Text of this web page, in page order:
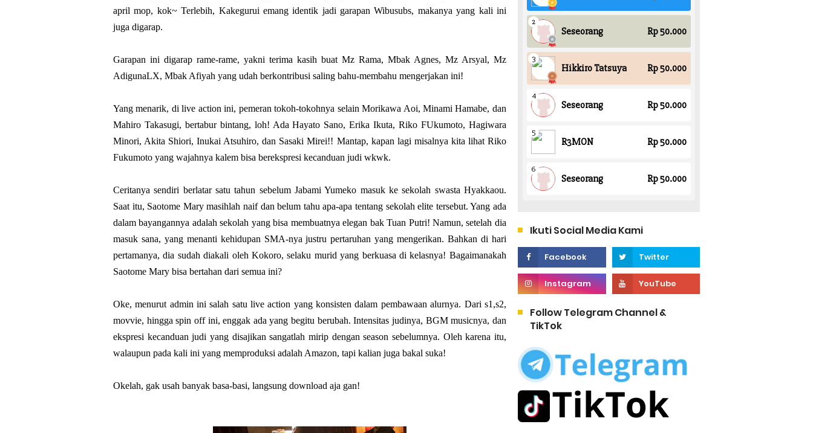
april mop, kok~ Terlebih, Kakegurui emang identik jadi garapan Wibusubs, makanya yang kali ini
juga digarap.
Garapan ini digarap rame-rame, yakni terima kasih buat Mz Rama, Mbak Agnes, Mz Arsyal, Mz
AdigunaLX, Mbak Afiyah yang udah berkontribusi saling bahu-membahu mengerjakan ini!
Yang menarik, di live action ini, pemeran tokoh-tokohnya selain Morikawa Aoi, Minami Hamabe, dan
Mahiro Takasugi, bertabur bintang, loh! Ada Hayato Sano, Erika Ikuta, Riko FUkumoto, Hagiwara
Minori, Akita Shiori, Inukai Atsuhiro, dan Sasaki Mirei!! Mantap, kapan lagi misalnya kita lihat Riko
Fukumoto yang wajahnya kalem bisa berekspresi kecanduan judi wkwk.
Ceritanya sendiri berlatar satu tahun sebelum Jabami Yumeko masuk ke sekolah swasta Hyakkaou.
Saat itu, Saotome Mary masihlah naif dan belum tahu apa-apa tentang sekolah elite tersebut. Yang ada
dalam bayangannya adalah sekolah yang bisa membuatnya elegan bak Tuan Putri! Namun, setelah dia
masuk sana, yang menanti kehidupan SMA-nya justru pertaruhan yang mengerikan. Bahkan di hari
pertamanya, dia sudah diakali oleh Kokoro, selaku murid yang berkuasa di kelasnya! Bagaimanakah
Saotome Mary bisa bertahan dari semua ini?
Oke, menurut admin ini salah satu live action yang konsisten dalam pembawaan alurnya. Dari s1,s2,
movvie, hingga spin off ini, enggak ada yang begitu berubah. Intensitas judinya, BGM musicnya, dan
ekspresi kecanduan judi yang disajikan sangatlah mirip dengan season sebelumnya. Oleh karena itu,
walaupun pada kali ini yang memproduksi adalah Amazon, tapi kalian juga bakal suka!
Okelah, gak usah banyak basa-basi, langsung download aja gan!
Ikuti Social Media Kami
Follow Telegram Channel &
TikTok